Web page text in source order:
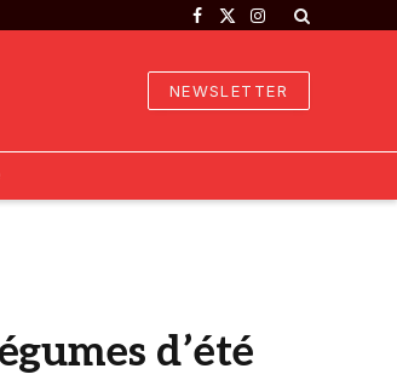
Facebook
X
Instagram
NEWSLETTER
d’été